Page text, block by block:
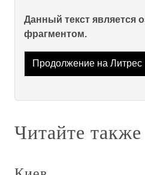
Данный текст является
фрагментом.
Продолжение на Литрес
Читайте также